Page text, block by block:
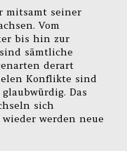
mitsamt seiner
Vom
bis hin zur
sämtliche
derart
Konflikte sind
Das
sich
werden neue